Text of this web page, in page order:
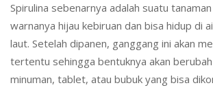
Spirulina sebenarnya adalah suatu
warnanya hijau kebiruan dan bisa hidup di
laut. Setelah dipanen, ganggang ini akan
tertentu sehingga bentuknya akan
minuman, tablet, atau bubuk yang bisa